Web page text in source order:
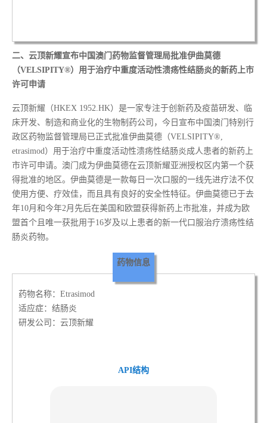
二、 云顶新耀宣布中国澳门药物监督管理局批准伊曲莫德
（VELSIPITY®）用于治疗中重度活动性溃疡性结肠炎的新药上市
许可申请
云顶新耀（HKEX 1952.HK）是一家专注于创新药及疫苗研发、临
床开发、制造和商业化的生物制药公司，今日宣布中国澳门特别行
政区药物监督管理局已正式批准伊曲莫德（VELSIPITY®,
etrasimod）用于治疗中重度活动性溃疡性结肠炎成人患者的新药上
市许可申请。澳门成为伊曲莫德在云顶新耀亚洲授权区内第一个获
得批准的地区。伊曲莫德是一款每日一次口服的一线先进疗法不仅
使用方便、疗效佳，而且具有良好的安全性特征。伊曲莫德已于去
年10月和今年2月先后在美国和欧盟获得新药上市批准，并成为欧
盟首个且唯一获批用于16岁及以上患者的新一代口服治疗溃疡性结
肠炎药物。
药物信息
药物名称：Etrasimod
适应症：结肠炎
研发公司：云顶新耀
API结构